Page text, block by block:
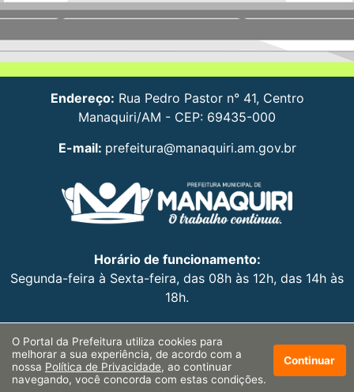
Endereço: Rua Pedro Pastor n° 41, Centro
Manaquiri/AM - CEP: 69435-000
E-mail: prefeitura@manaquiri.am.gov.br
Horário de funcionamento:
Segunda-feira à Sexta-feira, das 08h às 12h, das 14h às
18h.
O Portal da Prefeitura utiliza cookies para
melhorar a sua experiência, de acordo com a
nossa Política de Privacidade, ao continuar
navegando, você concorda com estas condições.
Continuar